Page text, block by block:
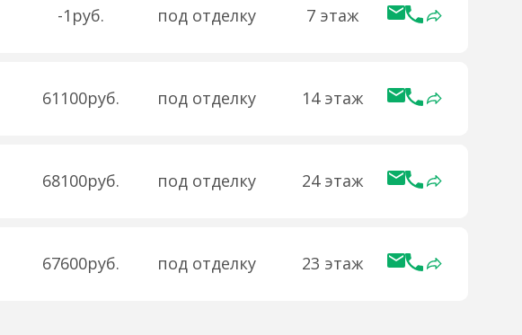
-1руб. под отделку 7 этаж
61100руб. под отделку 14 этаж
68100руб. под отделку 24 этаж
67600руб. под отделку 23 этаж